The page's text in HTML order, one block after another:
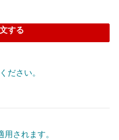
する
ださい。
されます。